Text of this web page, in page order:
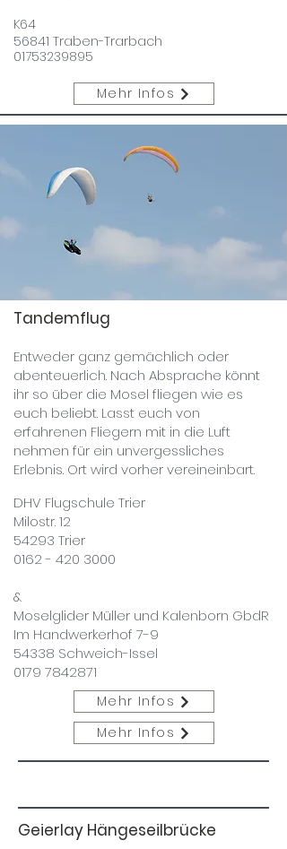
​K64
56841 Traben-Trarbach
01753239895
Mehr Infos
Tandemflug
Entweder ganz gemächlich oder
abenteuerlich. Nach Absprache könnt
ihr so über die Mosel fliegen wie es
euch beliebt. Lasst euch von
erfahrenen Fliegern mit in die Luft
nehmen für ein unvergessliches
Erlebnis. Ort wird vorher vereineinbart.
DHV Flugschule Trier
Milostr. 12
54293 Trier
0162 - 420 3000
&
Moselglider Müller und Kalenborn GbdR
Im Handwerkerhof 7-9
54338 Schweich-Issel
0179 7842871
Mehr Infos
Mehr Infos
Geierlay Hängeseilbrücke